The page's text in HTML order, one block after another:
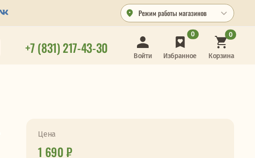
Режим работы магазинов
+7 (831) 217-43-30 Войти Избранное
0
Корзина
0
Цена
1 690 ₽